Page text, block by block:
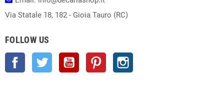
Via Statale 18, 182 - Gioia Tauro (RC)
FOLLOW US
Facebook Twitter YouTube Pinterest